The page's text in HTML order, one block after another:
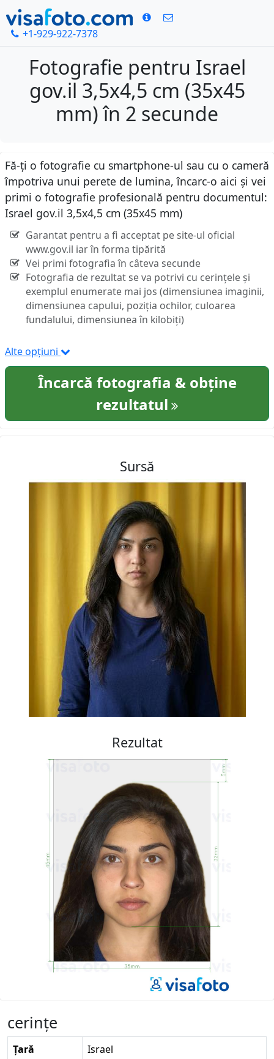
+1-929-922-7378
Fotografie pentru Israel
gov.il 3,5x4,5 cm (35x45
mm) în 2 secunde
Fă-ți o fotografie cu smartphone-ul sau cu o cameră
împotriva unui perete de lumina, încarc-o aici și vei
primi o fotografie profesională pentru documentul:
Israel gov.il 3,5x4,5 cm (35x45 mm)
Garantat pentru a fi acceptat pe site-ul oficial
www.gov.il iar în forma tipărită
Vei primi fotografia în câteva secunde
Fotografia de rezultat se va potrivi cu cerințele și
exemplul enumerate mai jos (dimensiunea imaginii,
dimensiunea capului, poziția ochilor, culoarea
fundalului, dimensiunea în kilobiți)
Alte opțiuni
Încarcă fotografia & obține
rezultatul
Sursă
Rezultat
cerinţe
Țară
Israel